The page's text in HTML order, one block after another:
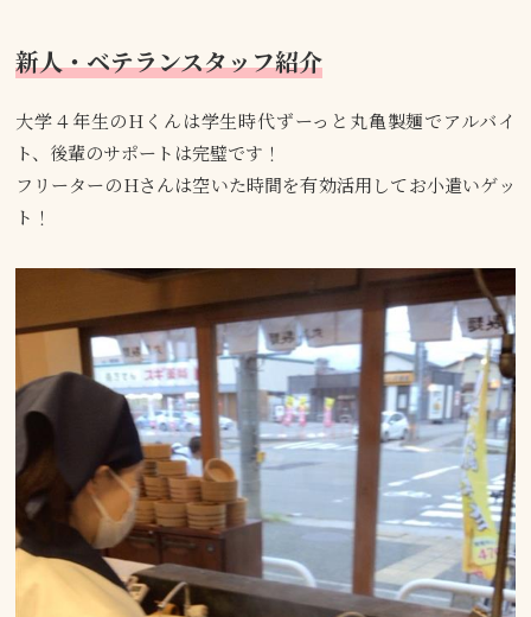
新人・ベテランスタッフ紹介
大学４年生のHくんは学生時代ずーっと丸亀製麺でアルバイ
ト、後輩のサポートは完璧です！
フリーターのHさんは空いた時間を有効活用してお小遣いゲッ
ト！